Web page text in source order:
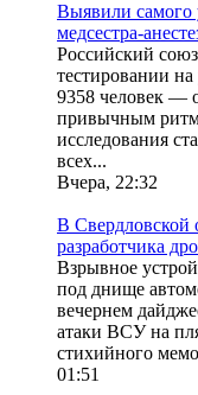
Выявили самого
медсестра-
Российский
тестировании
9358 человек —
привычным
исследования
всех...
Вчера, 22:32
В Свердловской
разработчика
Взрывное
под днище
вечернем
атаки ВСУ на
стихийного
01:51